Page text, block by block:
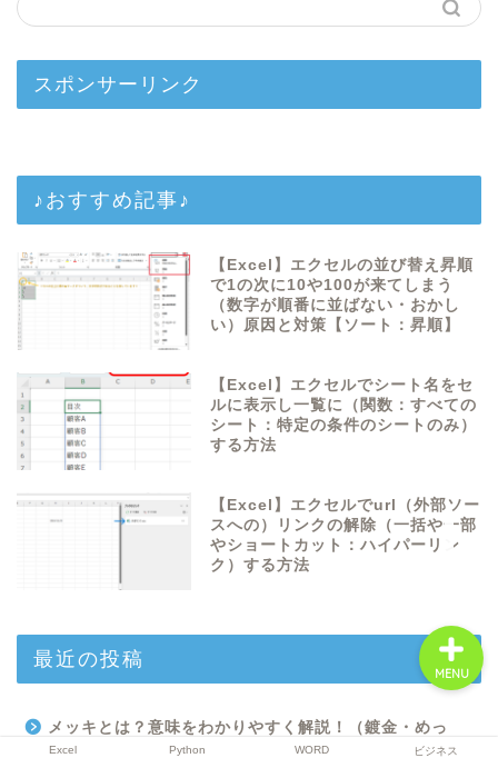
スポンサーリンク
♪おすすめ記事♪
【Excel】エクセルの並び替え昇順
で1の次に10や100が来てしまう
（数字が順番に並ばない・おかし
い）原因と対策【ソート：昇順】
【Excel】エクセルでシート名をセ
ルに表示し一覧に（関数：すべての
シート：特定の条件のシートのみ）
する方法
【Excel】エクセルでurl（外部ソー
スへの）リンクの解除（一括や一部
やショートカット：ハイパーリン
ク）する方法
最近の投稿
メッキとは？意味をわかりやすく解説！（鍍金・めっ
き・定義・原理・仕組み・用途・歴史など）
Excel Python WORD ビジネス
MENU
Python
ビジネス